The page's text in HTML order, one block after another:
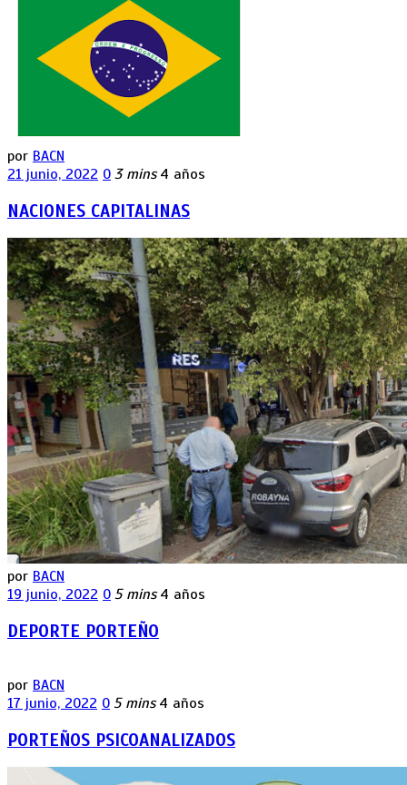
por BACN
21 junio, 2022 0 3 mins 4 años
NACIONES CAPITALINAS
por BACN
19 junio, 2022 0 5 mins 4 años
DEPORTE PORTEÑO
por BACN
17 junio, 2022 0 5 mins 4 años
PORTEÑOS PSICOANALIZADOS